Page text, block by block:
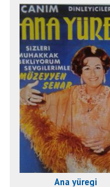
Ana yüregi